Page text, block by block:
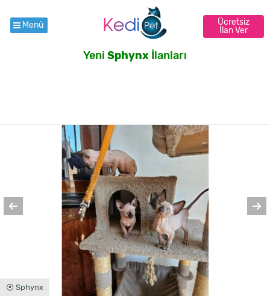
Menü
Ücretsiz
İlan Ver
Yeni Sphynx İlanları
⦿ Sphynx